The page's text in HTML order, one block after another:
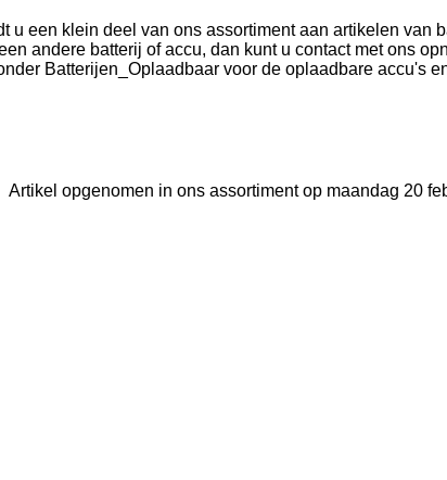
u een klein deel van ons assortiment aan artikelen van
andere batterij of accu, dan kunt u contact met ons
Batterijen_Oplaadbaar voor de oplaadbare accu's
Artikel opgenomen in ons assortiment op maandag 20